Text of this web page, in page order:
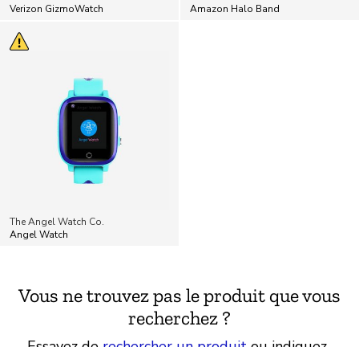
Verizon GizmoWatch
Amazon Halo Band
The Angel Watch Co.
Angel Watch
Vous ne trouvez pas le produit que vous
recherchez ?